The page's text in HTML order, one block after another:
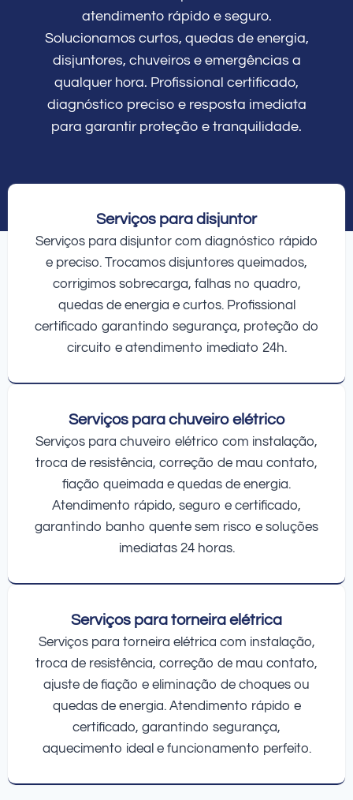
atendimento rápido e seguro.
Solucionamos curtos, quedas de energia,
disjuntores, chuveiros e emergências a
qualquer hora. Profissional certificado,
diagnóstico preciso e resposta imediata
para garantir proteção e tranquilidade.
Serviços para disjuntor
Serviços para disjuntor com diagnóstico rápido
e preciso. Trocamos disjuntores queimados,
corrigimos sobrecarga, falhas no quadro,
quedas de energia e curtos. Profissional
certificado garantindo segurança, proteção do
circuito e atendimento imediato 24h.
Serviços para chuveiro elétrico
Serviços para chuveiro elétrico com instalação,
troca de resistência, correção de mau contato,
fiação queimada e quedas de energia.
Atendimento rápido, seguro e certificado,
garantindo banho quente sem risco e soluções
imediatas 24 horas.
Serviços para torneira elétrica
Serviços para torneira elétrica com instalação,
troca de resistência, correção de mau contato,
ajuste de fiação e eliminação de choques ou
quedas de energia. Atendimento rápido e
certificado, garantindo segurança,
aquecimento ideal e funcionamento perfeito.